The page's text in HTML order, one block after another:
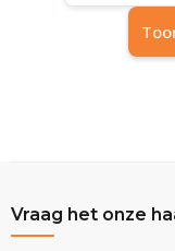
Vraag het onze